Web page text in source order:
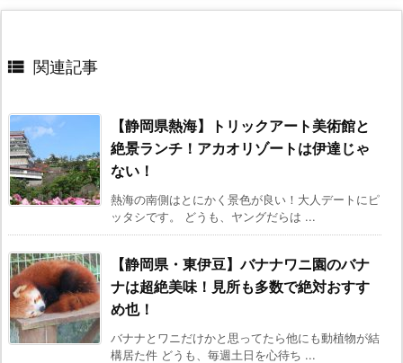
 関連記事
【静岡県熱海】トリックアート美術館と
絶景ランチ！アカオリゾートは伊達じゃ
ない！
熱海の南側はとにかく景色が良い！大人デートにピ
ッタシです。 どうも、ヤングだらは ...
【静岡県・東伊豆】バナナワニ園のバナ
ナは超絶美味！見所も多数で絶対おすす
め也！
バナナとワニだけかと思ってたら他にも動植物が結
構居た件 どうも、毎週土日を心待ち ...